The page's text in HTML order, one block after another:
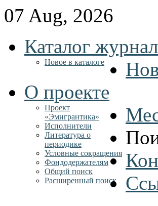
07 Aug, 2026
Каталог
Новое в каталоге
О проекте
Проект
«Эмигрантика»
Исполнители
Литература о
периодике
Условные сокращения
Фондодержателям
Общий поиск
Расширенный поиск